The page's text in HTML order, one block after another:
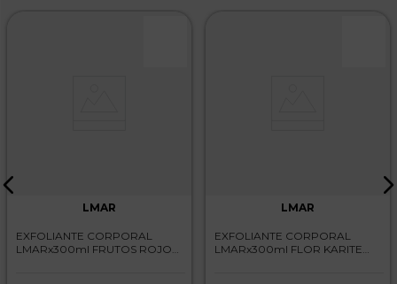
LMAR
EXFOLIANTE CORPORAL
LMARx300ml FRUTOS ROJOS
LMAR
EXFOLIANTE CORPORAL
LMARx300ml FLOR KARITE